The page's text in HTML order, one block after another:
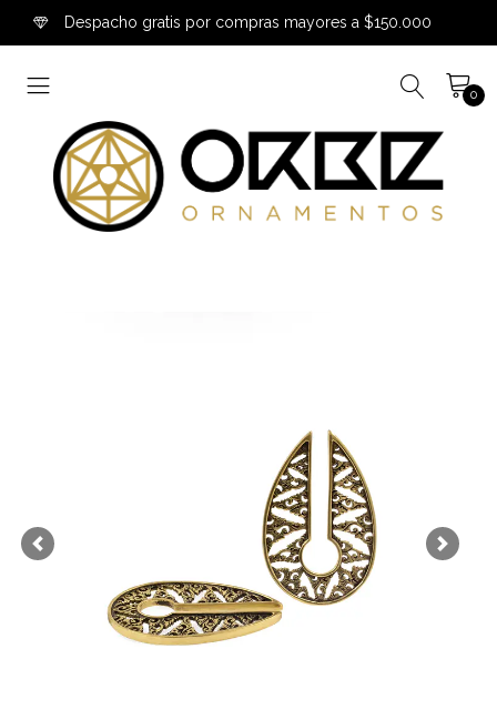
Despacho gratis por compras mayores a $150.000
0
Previous Next